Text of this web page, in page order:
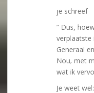
je schreef
” Dus,
verplaatste
Generaal
Nou, met
wat ik
Je weet